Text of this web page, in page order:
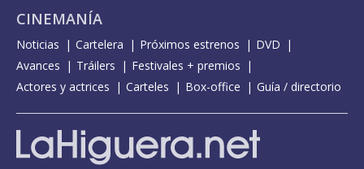
CINEMANÍA
Noticias Cartelera Próximos estrenos
DVD
Avances
Tráilers
Festivales + premios
Actores y actrices
Carteles Box-office Guía / directorio